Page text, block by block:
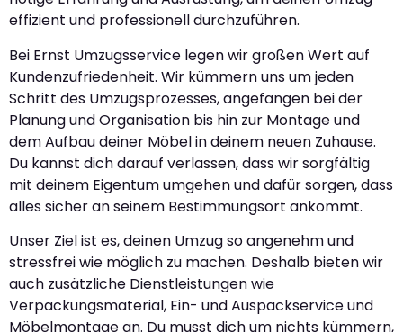
effizient und professionell durchzuführen.
Bei Ernst Umzugsservice legen wir großen Wert auf
Kundenzufriedenheit. Wir kümmern uns um jeden
Schritt des Umzugsprozesses, angefangen bei der
Planung und Organisation bis hin zur Montage und
dem Aufbau deiner Möbel in deinem neuen Zuhause.
Du kannst dich darauf verlassen, dass wir sorgfältig
mit deinem Eigentum umgehen und dafür sorgen, dass
alles sicher an seinem Bestimmungsort ankommt.
Unser Ziel ist es, deinen Umzug so angenehm und
stressfrei wie möglich zu machen. Deshalb bieten wir
auch zusätzliche Dienstleistungen wie
Verpackungsmaterial, Ein- und Auspackservice und
Möbelmontage an. Du musst dich um nichts kümmern,